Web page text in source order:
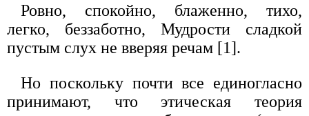
Ровно, спокойно, блаженно, тихо,
легко, беззаботно, Мудрости сладкой
пустым слух не вверяя речам [1].
Но поскольку почти все единогласно
принимают, что этическая теория